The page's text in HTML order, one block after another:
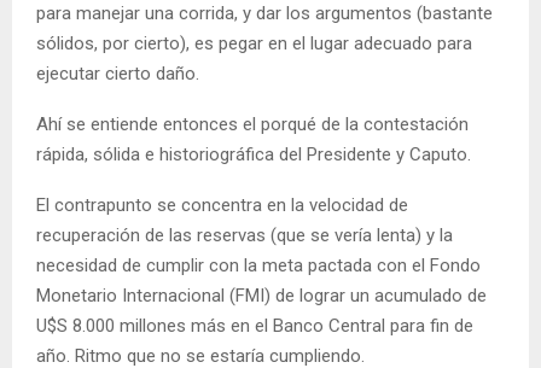
para manejar una corrida, y dar los argumentos (bastante
sólidos, por cierto), es pegar en el lugar adecuado para
ejecutar cierto daño.
Ahí se entiende entonces el porqué de la contestación
rápida, sólida e historiográfica del Presidente y Caputo.
El contrapunto se concentra en la velocidad de
recuperación de las reservas (que se vería lenta) y la
necesidad de cumplir con la meta pactada con el Fondo
Monetario Internacional (FMI) de lograr un acumulado de
U$S 8.000 millones más en el Banco Central para fin de
año. Ritmo que no se estaría cumpliendo.